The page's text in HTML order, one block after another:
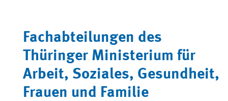
Fachabteilungen des
Thüringer Ministerium für
Arbeit, Soziales, Gesundheit,
Frauen und Familie